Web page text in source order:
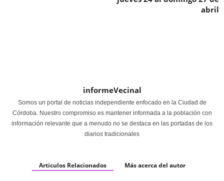
abril
informeVecinal
Somos un portal de noticias independiente enfocado en la Ciudad de
Córdoba. Nuestro compromiso es mantener informada a la población con
información relevante que a menudo no se destaca en las portadas de los
diarios tradicionales
Articulos Relacionados Más acerca del autor